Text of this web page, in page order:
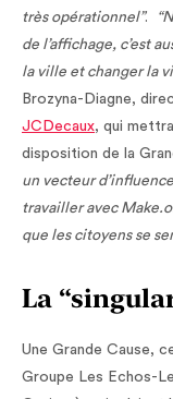
très opérationnel”.
de l’affichage, c’est
la ville et changer la
Brozyna-Diagne,
JCDecaux, qui
disposition de la
un vecteur
travailler avec
que les citoyens se
La
Une Grande Cause,
Groupe Les Echos-